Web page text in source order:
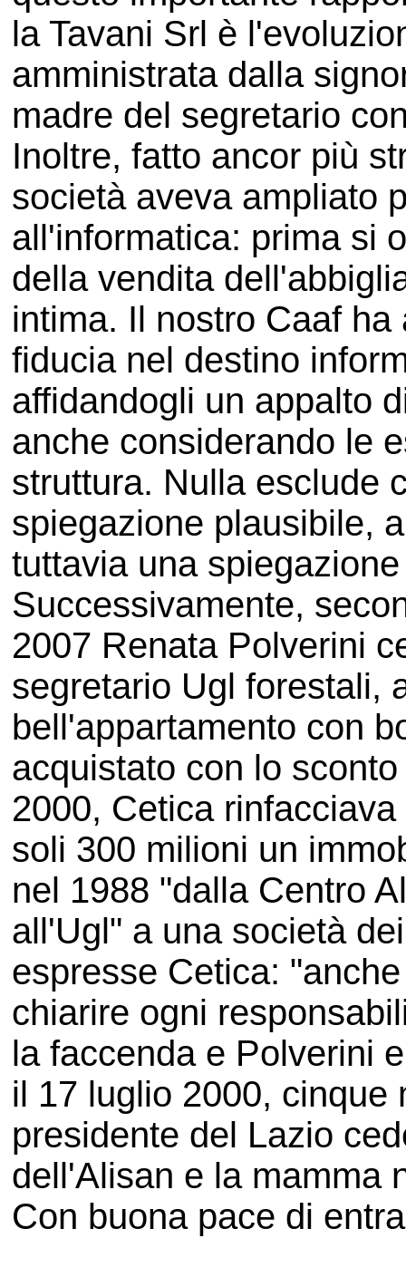
la Tavani Srl è
amministrata dalla
madre del segretario
Inoltre, fatto ancor più
società aveva ampliato
all'informatica: prima si
della vendita
intima. Il nostro Caaf
fiducia nel destino
affidandogli un appalto
anche considerando le
struttura. Nulla esclude
spiegazione plausibile,
tuttavia una
Successivamente,
2007 Renata Polverini
segretario Ugl forestali,
bell'appartamento con
acquistato con lo
2000, Cetica
soli 300 milioni un
nel 1988 "dalla Centro
all'Ugl" a una società
espresse Cetica:
chiarire ogni
la faccenda e Polverini
il 17 luglio 2000, cinque
presidente del Lazio
dell'Alisan e la mamma
Con buona pace di